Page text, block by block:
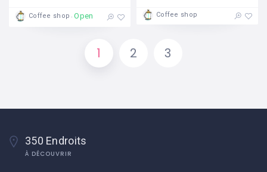
Coffee shop Open Coffee shop
1 2 3
350 Endroits
À DÉCOUVRIR